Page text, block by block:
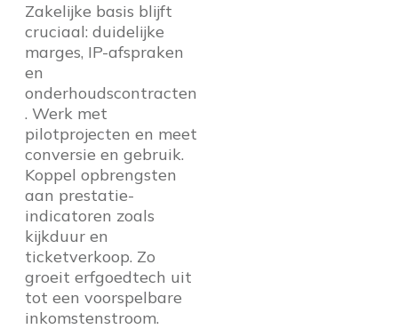
Zakelijke basis blijft
cruciaal: duidelijke
marges, IP-afspraken
en
onderhoudscontracten
. Werk met
pilotprojecten en meet
conversie en gebruik.
Koppel opbrengsten
aan prestatie-
indicatoren zoals
kijkduur en
ticketverkoop. Zo
groeit erfgoedtech uit
tot een voorspelbare
inkomstenstroom.